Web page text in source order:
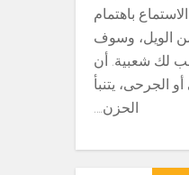
باهتمام
الويل، وسوف
لك شعبية. أن
الجرحى، يتنبأ
الحزن….